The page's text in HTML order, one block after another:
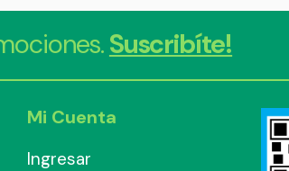
Suscribíte!
Mi Cuenta
Ingresar